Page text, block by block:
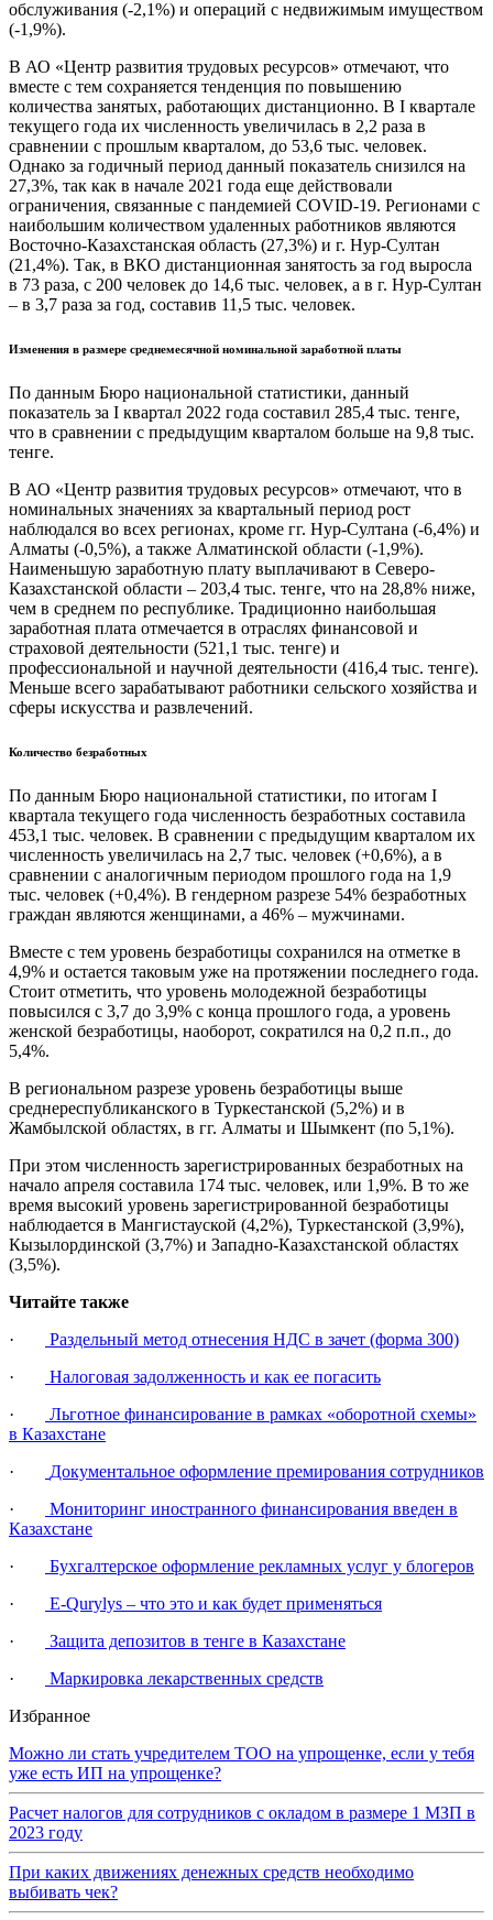
обслуживания (-2,1%) и операций с недвижимым имуществом
(-1,9%).
В АО «Центр развития трудовых ресурсов» отмечают, что
вместе с тем сохраняется тенденция по повышению
количества занятых, работающих дистанционно. В I квартале
текущего года их численность увеличилась в 2,2 раза в
сравнении с прошлым кварталом, до 53,6 тыс. человек.
Однако за годичный период данный показатель снизился на
27,3%, так как в начале 2021 года еще действовали
ограничения, связанные с пандемией COVID-19. Регионами с
наибольшим количеством удаленных работников являются
Восточно-Казахстанская область (27,3%) и г. Нур-Султан
(21,4%). Так, в ВКО дистанционная занятость за год выросла
в 73 раза, с 200 человек до 14,6 тыс. человек, а в г. Нур-Султан
– в 3,7 раза за год, составив 11,5 тыс. человек.
Изменения в размере среднемесячной номинальной заработной платы
По данным Бюро национальной статистики, данный
показатель за I квартал 2022 года составил 285,4 тыс. тенге,
что в сравнении с предыдущим кварталом больше на 9,8 тыс.
тенге.
В АО «Центр развития трудовых ресурсов» отмечают, что в
номинальных значениях за квартальный период рост
наблюдался во всех регионах, кроме гг. Нур-Султана (-6,4%) и
Алматы (-0,5%), а также Алматинской области (-1,9%).
Наименьшую заработную плату выплачивают в Северо-
Казахстанской области – 203,4 тыс. тенге, что на 28,8% ниже,
чем в среднем по республике. Традиционно наибольшая
заработная плата отмечается в отраслях финансовой и
страховой деятельности (521,1 тыс. тенге) и
профессиональной и научной деятельности (416,4 тыс. тенге).
Меньше всего зарабатывают работники сельского хозяйства и
сферы искусства и развлечений.
Количество безработных
По данным Бюро национальной статистики, по итогам I
квартала текущего года численность безработных составила
453,1 тыс. человек. В сравнении с предыдущим кварталом их
численность увеличилась на 2,7 тыс. человек (+0,6%), а в
сравнении с аналогичным периодом прошлого года на 1,9
тыс. человек (+0,4%). В гендерном разрезе 54% безработных
граждан являются женщинами, а 46% – мужчинами.
Вместе с тем уровень безработицы сохранился на отметке в
4,9% и остается таковым уже на протяжении последнего года.
Стоит отметить, что уровень молодежной безработицы
повысился с 3,7 до 3,9% с конца прошлого года, а уровень
женской безработицы, наоборот, сократился на 0,2 п.п., до
5,4%.
В региональном разрезе уровень безработицы выше
среднереспубликанского в Туркестанской (5,2%) и в
Жамбылской областях, в гг. Алматы и Шымкент (по 5,1%).
При этом численность зарегистрированных безработных на
начало апреля составила 174 тыс. человек, или 1,9%. В то же
время высокий уровень зарегистрированной безработицы
наблюдается в Мангистауской (4,2%), Туркестанской (3,9%),
Кызылординской (3,7%) и Западно-Казахстанской областях
(3,5%).
Читайте также
·
Раздельный метод отнесения НДС в зачет (форма 300)
·
Налоговая задолженность и как ее погасить
·
Льготное финансирование в рамках «оборотной схемы»
в Казахстане
·
Документальное оформление премирования сотрудников
·
Мониторинг иностранного финансирования введен в
Казахстане
·
Бухгалтерское оформление рекламных услуг у блогеров
·
Е-Qurylys – что это и как будет применяться
·
Защита депозитов в тенге в Казахстане
·
Маркировка лекарственных средств
Избранное
Можно ли стать учредителем ТОО на упрощенке, если у тебя
уже есть ИП на упрощенке?
Расчет налогов для сотрудников с окладом в размере 1 МЗП в
2023 году
При каких движениях денежных средств необходимо
выбивать чек?